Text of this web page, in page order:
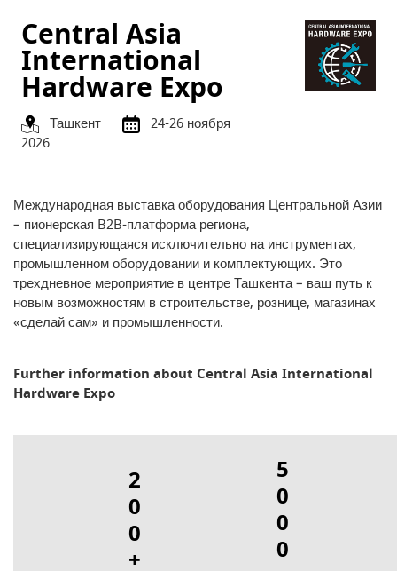
Central Asia
International
Hardware Expo
Ташкент
24-26 ноября
2026
Международная выставка оборудования Центральной Азии
– пионерская B2B‑платформа региона,
специализирующаяся исключительно на инструментах,
промышленном оборудовании и комплектующих. Это
трехдневное мероприятие в центре Ташкента – ваш путь к
новым возможностям в строительстве, рознице, магазинах
«сделай сам» и промышленности.
Further information about Central Asia International
Hardware Expo
2
0
0
+
5
0
0
0